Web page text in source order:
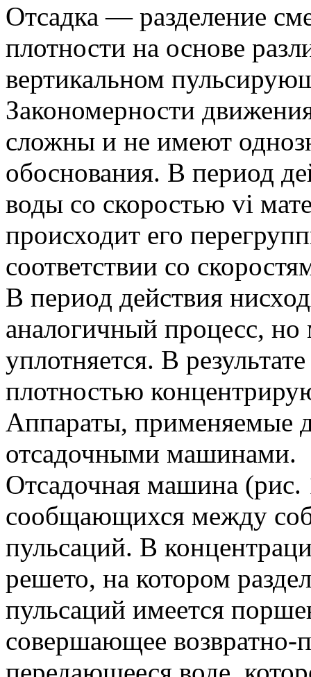
Отсадка — разделение
плотности на основе
вертикальном
Закономерности
сложны и не имеют
обоснования. В период
воды со скоростью vі
происходит его
соответствии со
В период действия
аналогичный процесс, но
уплотняется. В
плотностью
Аппараты, применяемые
отсадочными машинами.
Отсадочная машина (рис.
сообщающихся между
пульсаций. В
решето, на котором
пульсаций имеется
совершающее возвратно-